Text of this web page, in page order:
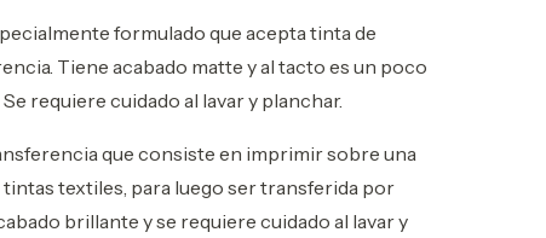
formulado que acepta tinta de
Tiene acabado matte y al tacto es un poco
requiere cuidado al lavar y planchar.
que consiste en imprimir sobre una
textiles, para luego ser transferida por
brillante y se requiere cuidado al lavar y